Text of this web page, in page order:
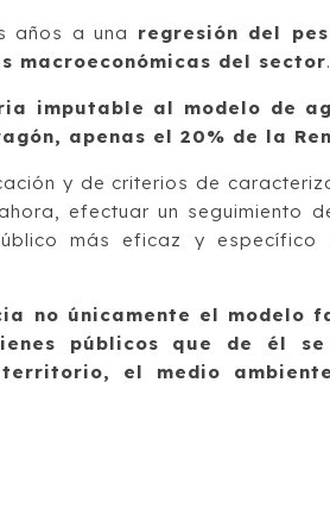
años a una regresión del
macroeconómicas del sector.
imputable al modelo de
apenas el 20% de la
y de criterios de
efectuar un seguimiento
más eficaz y
no únicamente el modelo
públicos que de él
el medio